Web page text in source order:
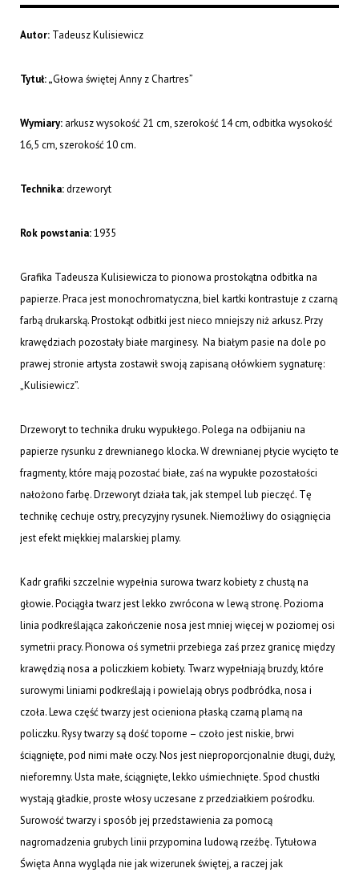
Autor: Tadeusz Kulisiewicz
Tytuł: „Głowa świętej Anny z Chartres”
Wymiary: arkusz wysokość 21 cm, szerokość 14 cm, odbitka wysokość
16,5 cm, szerokość 10 cm.
Technika:drzeworyt
Rok powstania:1935
Grafika Tadeusza Kulisiewicza to pionowa prostokątna odbitka na
papierze. Praca jest monochromatyczna, biel kartki kontrastuje z czarną
farbą drukarską. Prostokąt odbitki jest nieco mniejszy niż arkusz. Przy
krawędziach pozostały białe marginesy. Na białym pasie na dole po
prawej stronie artysta zostawił swoją zapisaną ołówkiem sygnaturę:
„Kulisiewicz”.
Drzeworyt to technika druku wypukłego. Polega na odbijaniu na
papierze rysunku z drewnianego klocka. W drewnianej płycie wycięto te
fragmenty, które mają pozostać białe, zaś na wypukłe pozostałości
nałożono farbę. Drzeworyt działa tak, jak stempel lub pieczęć. Tę
technikę cechuje ostry, precyzyjny rysunek. Niemożliwy do osiągnięcia
jest efekt miękkiej malarskiej plamy.
Kadr grafiki szczelnie wypełnia surowa twarz kobiety z chustą na
głowie. Pociągła twarz jest lekko zwrócona w lewą stronę. Pozioma
linia podkreślająca zakończenie nosa jest mniej więcej w poziomej osi
symetrii pracy. Pionowa oś symetrii przebiega zaś przez granicę między
krawędzią nosa a policzkiem kobiety. Twarz wypełniają bruzdy, które
surowymi liniami podkreślają i powielają obrys podbródka, nosa i
czoła. Lewa część twarzy jest ocieniona płaską czarną plamą na
policzku. Rysy twarzy są dość toporne – czoło jest niskie, brwi
ściągnięte, pod nimi małe oczy. Nos jest nieproporcjonalnie długi, duży,
nieforemny. Usta małe, ściągnięte, lekko uśmiechnięte. Spod chustki
wystają gładkie, proste włosy uczesane z przedziałkiem pośrodku.
Surowość twarzy i sposób jej przedstawienia za pomocą
nagromadzenia grubych linii przypomina ludową rzeźbę. Tytułowa
Święta Anna wygląda nie jak wizerunek świętej, a raczej jak